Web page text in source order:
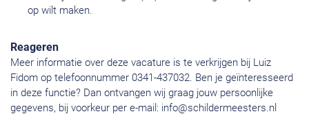
op wilt maken.
Reageren
Meer informatie over deze vacature is te verkrijgen bij Luiz
Fidom op telefoonnummer 0341-437032. Ben je geïnteresseerd
in deze functie? Dan ontvangen wij graag jouw persoonlijke
gegevens, bij voorkeur per e-mail: info@schildermeesters.nl